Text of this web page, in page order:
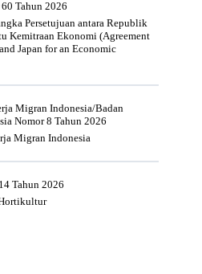
Tahun 2026
Persetujuan antara Republik
Kemitraan Ekonomi (Agreement
Japan for an Economic
Migran Indonesia/Badan
Nomor 8 Tahun 2026
Migran Indonesia
Tahun 2026